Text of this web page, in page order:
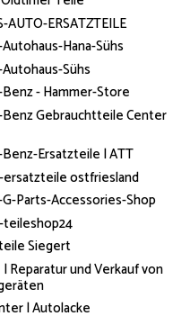
AUTO-ERSATZTEILE
Hana-Sühs
Sühs
- Hammer-Store
Gebrauchtteile Center
Ersatzteile | ATT
ostfriesland
Parts-Accessories-Shop
Siegert
| Reparatur und Verkauf von
| Autolacke